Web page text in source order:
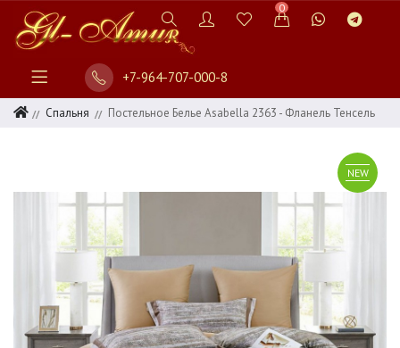
0
+7-964-707-000-8
Спальня Постельное Белье Asabella 2363 - Фланель Тенсель
NEW